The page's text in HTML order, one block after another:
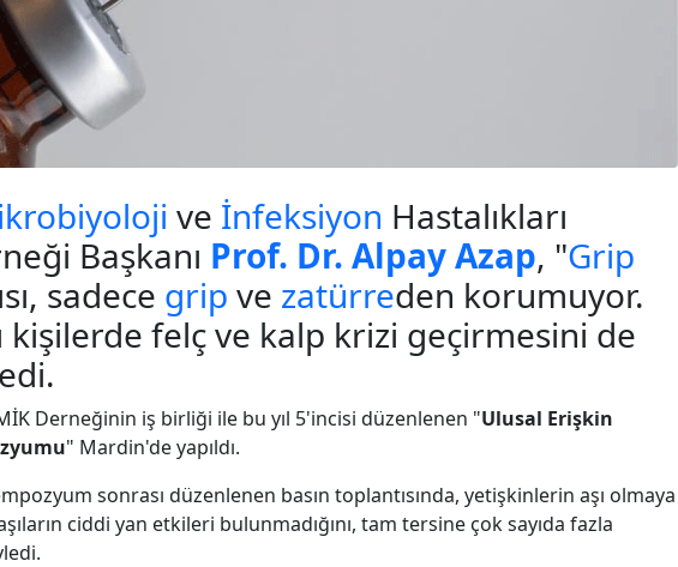
ve İnfeksiyon Hastalıkları
Başkanı Prof. Dr. Alpay Azap, "Grip
sadece grip ve zatürreden korumuyor.
kişilerde felç ve kalp krizi geçirmesini de
Derneğinin iş birliği ile bu yıl 5'incisi düzenlenen "Ulusal Erişkin
" Mardin'de yapıldı.
sonrası düzenlenen basın toplantısında, yetişkinlerin aşı olmaya
ciddi yan etkileri bulunmadığını, tam tersine çok sayıda fazla